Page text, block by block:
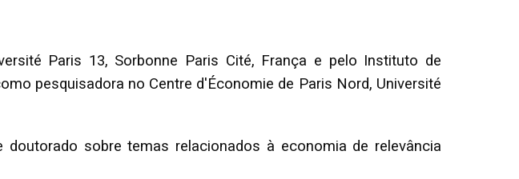
Paris 13, Sorbonne Paris Cité, França e pelo Instituto de
pesquisadora no Centre d'Économie de Paris Nord, Université
sobre temas relacionados à economia de relevância